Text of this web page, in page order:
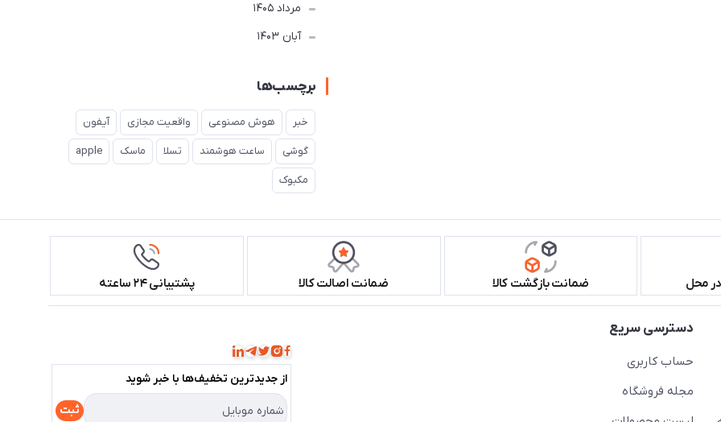
مرداد 1405
آبان 1403
برچسب‌ها
خبر هوش مصنوعی واقعیت مجازی آیفون
گوشی ساعت هوشمند تسلا ماسک apple
مکبوک
محل ضمانت بازگشت کالا ضمانت اصالت کالا پشتیبانی ۲۴ ساعته
دسترسی سریع
حساب کاربری
مجله فروشگاه
از جدید‌ترین تخفیف‌ها با‌ خبر شوید
ثبت